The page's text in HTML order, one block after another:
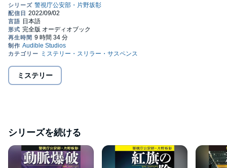
若き国際派公安マンが、日本を守る！
「この国に、真の諜報組織をつくれ！」
警視庁公安部長の密命を受けた、国際派の若きキャリア公安マ
ン、片野坂彰。
最強の先輩ノンキャリ情報官と、音大で出身で三か国語を操る女
性捜査官を相棒に、特捜チームが始動する。
最初の事件は、国境を望む長崎県・対馬。
ミステリー
シリーズを続ける